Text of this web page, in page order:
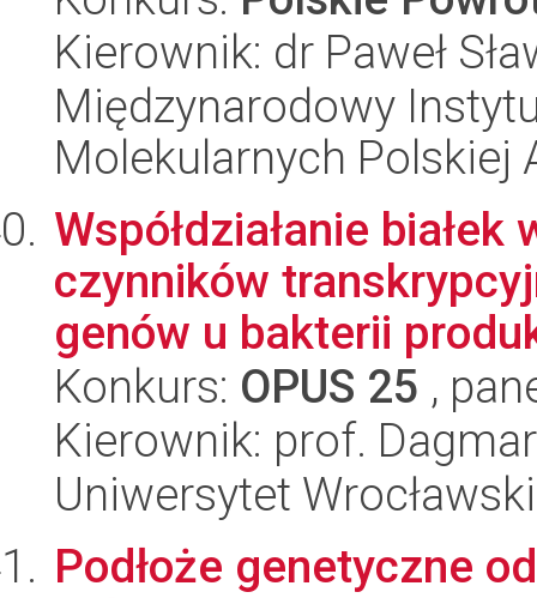
Kierownik: dr Paweł
Międzynarodowy
Molekularnych Polskiej
Współdziałanie
czynników
genów u bakterii
Konkurs: OPUS 25 ,
Kierownik: prof.
Uniwersytet
Podłoże genetyczne